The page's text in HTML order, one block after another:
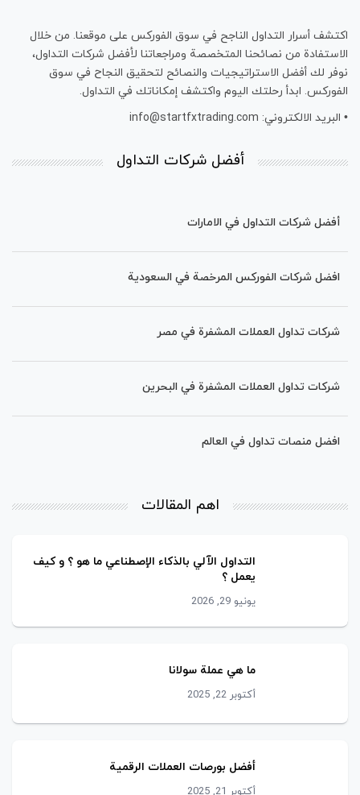
اكتشف أسرار التداول الناجح في سوق الفوركس على موقعنا. من خلال
الاستفادة من نصائحنا المتخصصة ومراجعاتنا لأفضل شركات التداول،
نوفر لك أفضل الاستراتيجيات والنصائح لتحقيق النجاح في سوق
الفوركس. ابدأ رحلتك اليوم واكتشف إمكاناتك في التداول.
• البريد الالكتروني: info@startfxtrading.com
أفضل شركات التداول
أفضل شركات التداول في الامارات
افضل شركات الفوركس المرخصة في السعودية
شركات تداول العملات المشفرة في مصر
شركات تداول العملات المشفرة في البحرین
افضل منصات تداول في العالم
اهم المقالات
التداول اﻵﻟﻲ ﺑﺎلذﻛﺎء الإصطناعي ﻣﺎ ھو ؟ و كيف
يعمل ؟
يونيو 29, 2026
ما هي عملة سولانا
أكتوبر 22, 2025
أفضل بورصات العملات الرقمية
أكتوبر 21, 2025